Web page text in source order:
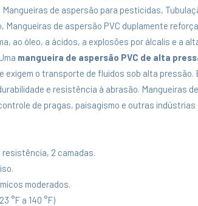
de aspersão para pesticidas,
Mangueiras de aspersão PVC duplamente
ao óleo, a ácidos, a explosões por álcalis e a
mangueira de aspersão PVC de alta
exigem o transporte de fluidos sob alta pressão.
e resistência à abrasão. Mangueiras
de pragas, paisagismo e outras indústrias
2 camadas.
moderados.
°F a 140 °F)